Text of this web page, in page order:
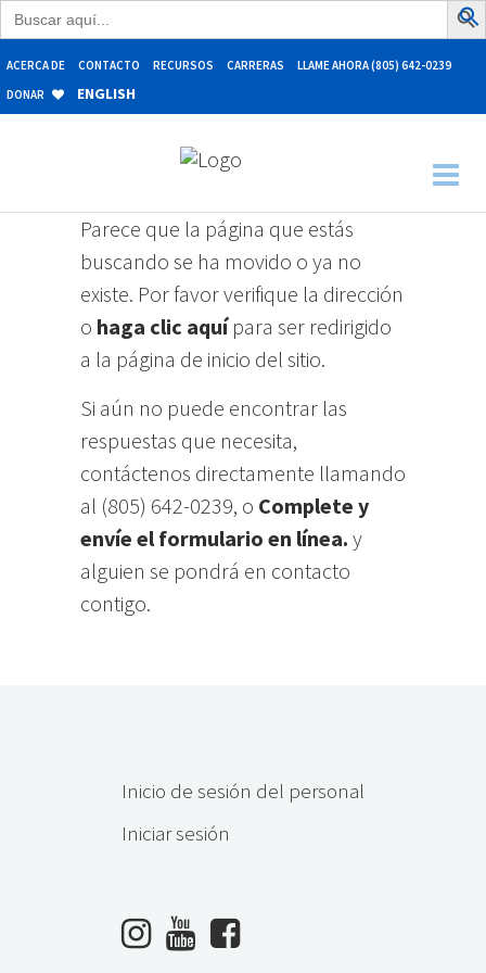
Buscar:
ACERCA DE CONTACTO RECURSOS CARRERAS
LLAME AHORA (805) 642-0239
DONAR
ENGLISH
Parece que la página que estás
buscando se ha movido o ya no
existe. Por favor verifique la dirección
o haga clic aquípara ser redirigido
a la página de inicio del sitio.
Si aún no puede encontrar las
respuestas que necesita,
contáctenos directamente llamando
al (805) 642-0239, o Complete y
envíe el formulario en línea. y
alguien se pondrá en contacto
contigo.
Inicio de sesión del personal
Iniciar sesión